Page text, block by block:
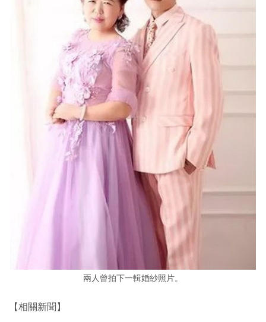
兩人曾拍下一輯婚紗照片。
【相關新聞】